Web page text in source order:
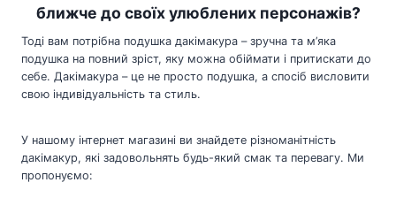
ближче до своїх улюблених персонажів?
Тоді вам потрібна подушка дакімакура – зручна та м’яка
подушка на повний зріст, яку можна обіймати і притискати до
себе. Дакімакура – це не просто подушка, а спосіб висловити
свою індивідуальність та стиль.
У нашому інтернет магазині ви знайдете різноманітність
дакімакур, які задовольнять будь-який смак та перевагу. Ми
пропонуємо: